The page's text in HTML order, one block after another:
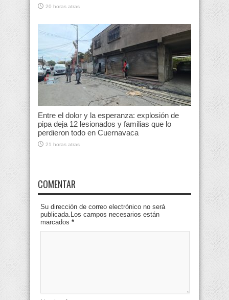
20 horas atras
Entre el dolor y la esperanza: explosión de
pipa deja 12 lesionados y familias que lo
perdieron todo en Cuernavaca
21 horas atras
COMENTAR
Su dirección de correo electrónico no será
publicada.Los campos necesarios están
marcados *